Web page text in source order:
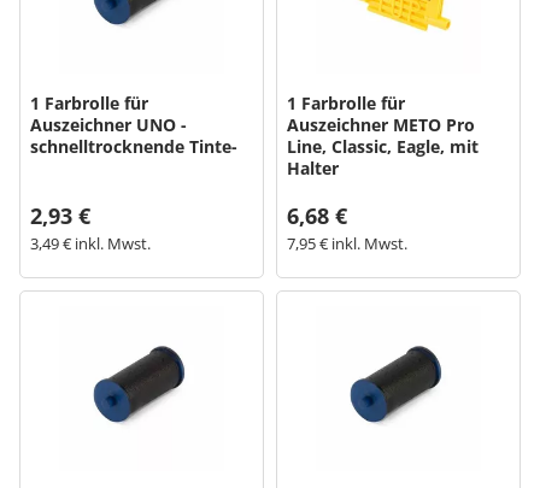
1 Farbrolle für
Auszeichner UNO -
schnelltrocknende Tinte-
2,93 €
3,49 € inkl. Mwst.
1 Farbrolle für
Auszeichner METO Pro
Line, Classic, Eagle, mit
Halter
6,68 €
7,95 € inkl. Mwst.
Kartonetiketten
Etiketten auf Rolle
Thermoetiketten
Thermotransferetiketten